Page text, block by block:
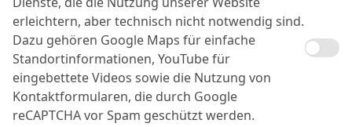
erleichtern, aber technisch nicht notwendig sind.
Dazu gehören Google Maps für einfache
Standortinformationen, YouTube für
eingebettete Videos sowie die Nutzung von
Kontaktformularen, die durch Google
reCAPTCHA vor Spam geschützt werden.